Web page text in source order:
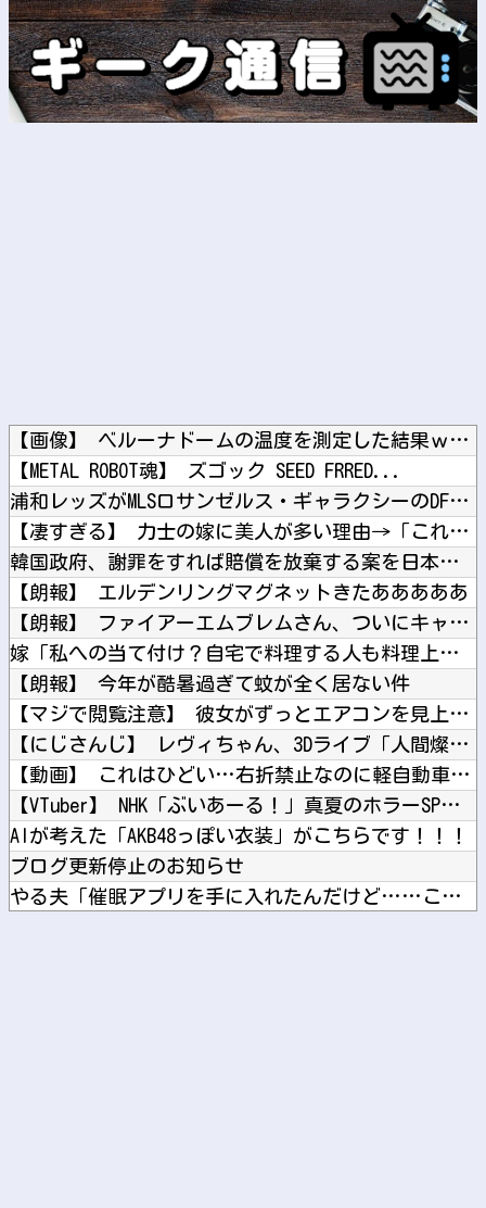
【画像】 ベルーナドームの温度を測定した結果ｗｗｗ
【METAL ROBOT魂】 ズゴック SEED FRRED...
浦和レッズがMLSロサンゼルス・ギャラクシーのDF山根視来を...
【凄すぎる】 力士の嫁に美人が多い理由→「これ」だったｗｗｗ...
韓国政府、謝罪をすれば賠償を放棄する案を日本側に提示するも拒...
【朗報】 エルデンリングマグネットきたあああああ
【朗報】 ファイアーエムブレムさん、ついにキャラ成長率がゲー...
嫁「私への当て付け？自宅で料理する人も料理上手な人も大っっ嫌...
【朗報】 今年が酷暑過ぎて蚊が全く居ない件
【マジで閲覧注意】 彼女がずっとエアコンを見上げていた。どう...
【にじさんじ】 レヴィちゃん、3Dライブ「人間燦歌」開催決定...
【動画】 これはひどい…右折禁止なのに軽自動車が突如右折し路...
【VTuber】 NHK「ぶいあーる！」真夏のホラーSPに月...
AIが考えた「AKB48っぽい衣装」がこちらです！！！
ブログ更新停止のお知らせ
やる夫「催眠アプリを手に入れたんだけど……これ必要だった？」...